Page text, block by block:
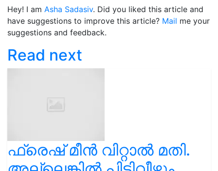
Hey! I am Asha Sadasiv. Did you liked this article and
have suggestions to improve this article? Mail me your
suggestions and feedback.
Read next
ഫ്രെഷ് മീൻ വിറ്റാൽ മതി.